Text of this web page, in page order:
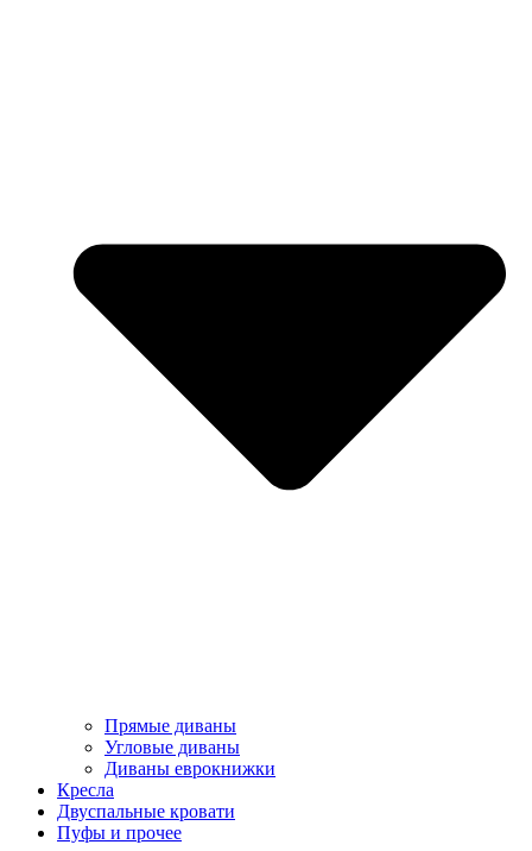
Прямые диваны
Угловые диваны
Диваны еврокнижки
Кресла
Двуспальные кровати
Пуфы и прочее